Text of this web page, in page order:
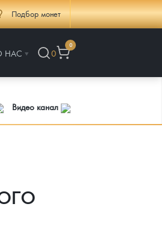
Подбор монет
НАС 0
0
Видео канал